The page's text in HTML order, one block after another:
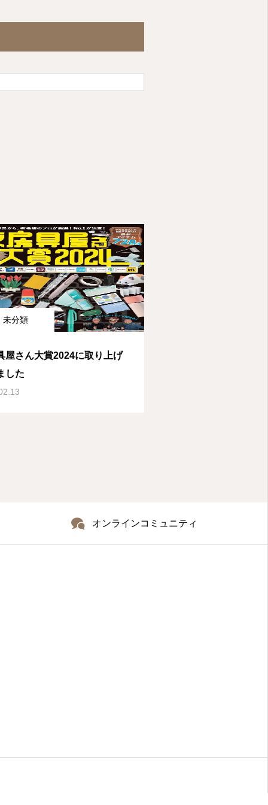
未分類
屋さん大賞2024に取り上げ
した
オンラインコミュニティ